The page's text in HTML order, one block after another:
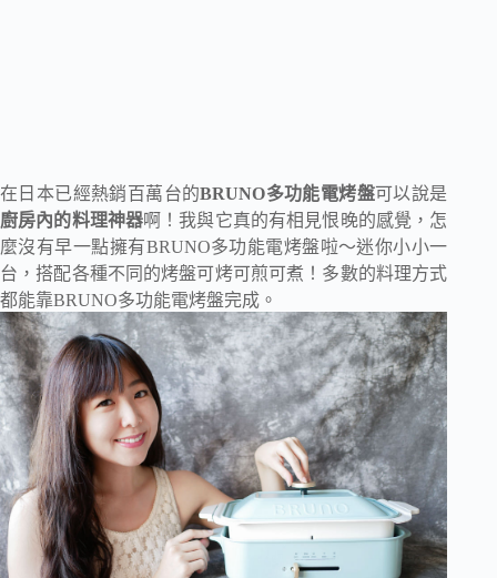
在日本已經熱銷百萬台的BRUNO多功能電烤盤可以說是
廚房內的料理神器啊！我與它真的有相見恨晚的感覺，怎
麼沒有早一點擁有BRUNO多功能電烤盤啦～迷你小小一
台，搭配各種不同的烤盤可烤可煎可煮！多數的料理方式
都能靠BRUNO多功能電烤盤完成。